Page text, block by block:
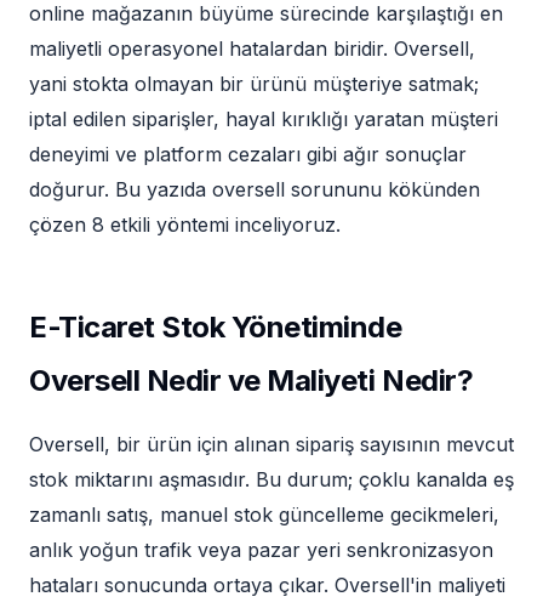
online mağazanın büyüme sürecinde karşılaştığı en
maliyetli operasyonel hatalardan biridir. Oversell,
yani stokta olmayan bir ürünü müşteriye satmak;
iptal edilen siparişler, hayal kırıklığı yaratan müşteri
deneyimi ve platform cezaları gibi ağır sonuçlar
doğurur. Bu yazıda oversell sorununu kökünden
çözen 8 etkili yöntemi inceliyoruz.
E-Ticaret Stok Yönetiminde
Oversell Nedir ve Maliyeti Nedir?
Oversell, bir ürün için alınan sipariş sayısının mevcut
stok miktarını aşmasıdır. Bu durum; çoklu kanalda eş
zamanlı satış, manuel stok güncelleme gecikmeleri,
anlık yoğun trafik veya pazar yeri senkronizasyon
hataları sonucunda ortaya çıkar. Oversell'in maliyeti